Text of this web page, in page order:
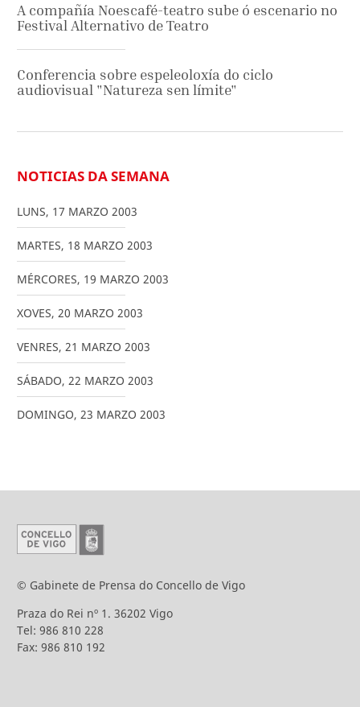
A compañía Noescafé-teatro sube ó escenario no
Festival Alternativo de Teatro
Conferencia sobre espeleoloxía do ciclo
audiovisual "Natureza sen límite"
NOTICIAS DA SEMANA
LUNS, 17 MARZO 2003
MARTES, 18 MARZO 2003
MÉRCORES, 19 MARZO 2003
XOVES, 20 MARZO 2003
VENRES, 21 MARZO 2003
SÁBADO, 22 MARZO 2003
DOMINGO, 23 MARZO 2003
© Gabinete de Prensa do Concello de Vigo
Praza do Rei nº 1. 36202 Vigo
Tel: 986 810 228
Fax: 986 810 192